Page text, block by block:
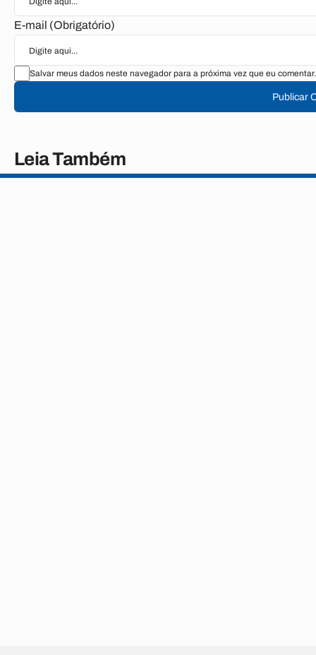
E-mail (Obrigatório)
Salvar meus dados neste navegador para a próxima vez que eu comentar.
Publicar
Leia Também